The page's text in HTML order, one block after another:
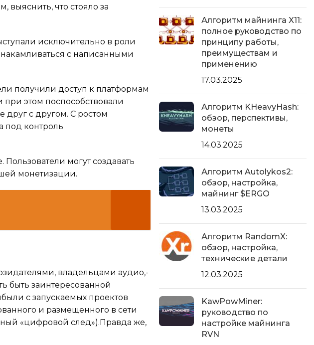
выяснить, что стояло за
исключительно в роли
с написанными
получили доступ к платформам
этом поспособствовали
друг с другом. С ростом
под контроль
могут создавать
монетизации.
владельцами аудио,-
быть заинтересованной
с запускаемых проектов
и размещенного в сети
«цифровой след»).Правда же,
Алгоритм майнинга X11:
полное руководство по
принципу работы,
преимуществам и
применению
17.03.2025
Алгоритм KHeavyHash:
обзор, перспективы,
монеты
14.03.2025
Алгоритм Autolykos2:
обзор, настройка,
майнинг $ERGO
13.03.2025
Алгоритм RandomX:
обзор, настройка,
технические детали
12.03.2025
KawPowMiner:
руководство по
настройке майнинга
RVN